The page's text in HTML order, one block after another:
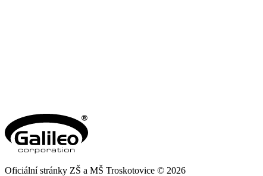
Oficiální stránky ZŠ a MŠ Troskotovice © 2026